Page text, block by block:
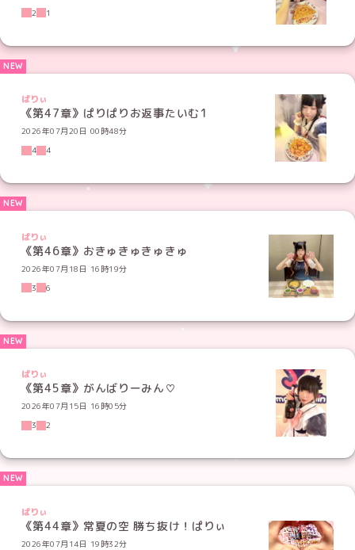
2
1
ぱりぃ
《第47章》ぱりぱりお返事たいむ1
2026年07月20日 00時48分
4
4
ぱりぃ
《第46章》おきゅきゅきゅきゅ
2026年07月18日 16時19分
3
6
ぱりぃ
《第45章》がんばりーみん♡
2026年07月15日 16時05分
3
2
ぱりぃ
《第44章》常夏の空 勝ち抜け！ぱりぃ
2026年07月14日 19時32分